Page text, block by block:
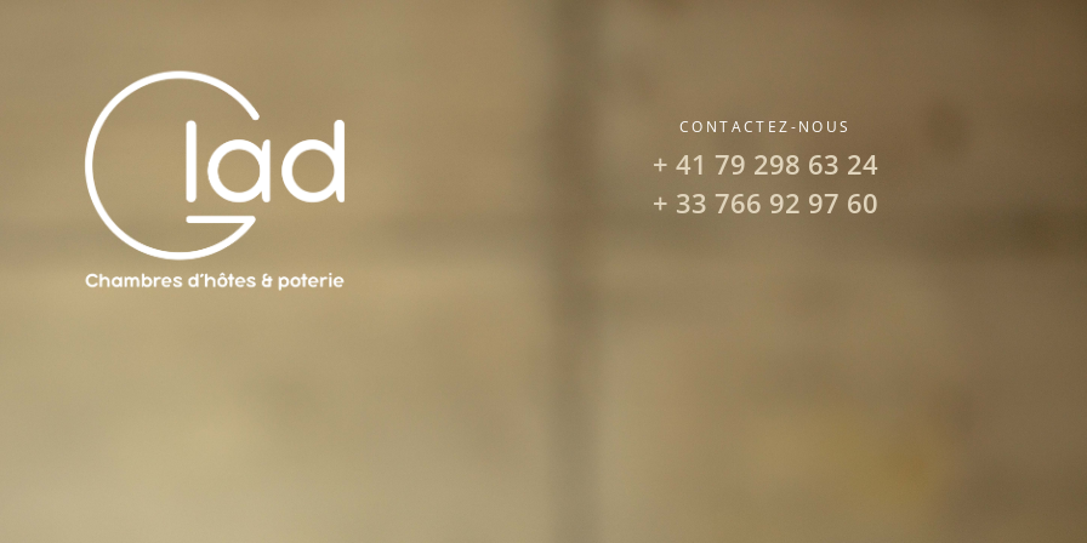
CONTACTEZ-NOUS
+ 41 79 298 63 24
+ 33 766 92 97 60